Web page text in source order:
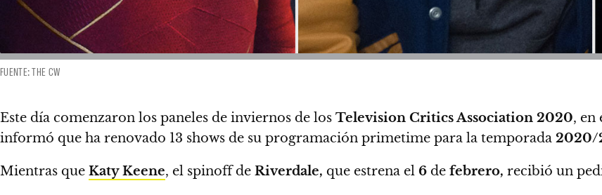
FUENTE: THE CW
Este día comenzaron los paneles de inviernos de los Television Critics Association 2020, en
informó que ha renovado 13 shows de su programación primetime para la temporada 2020/
Mientras que Katy Keene, el spinoff de Riverdale, que estrena el 6 de febrero, recibió un